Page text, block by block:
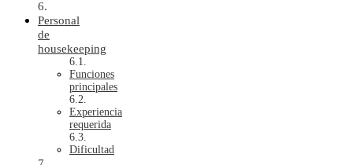
Personal
de
housekeeping
Funciones
principales
Experiencia
requerida
Dificultad